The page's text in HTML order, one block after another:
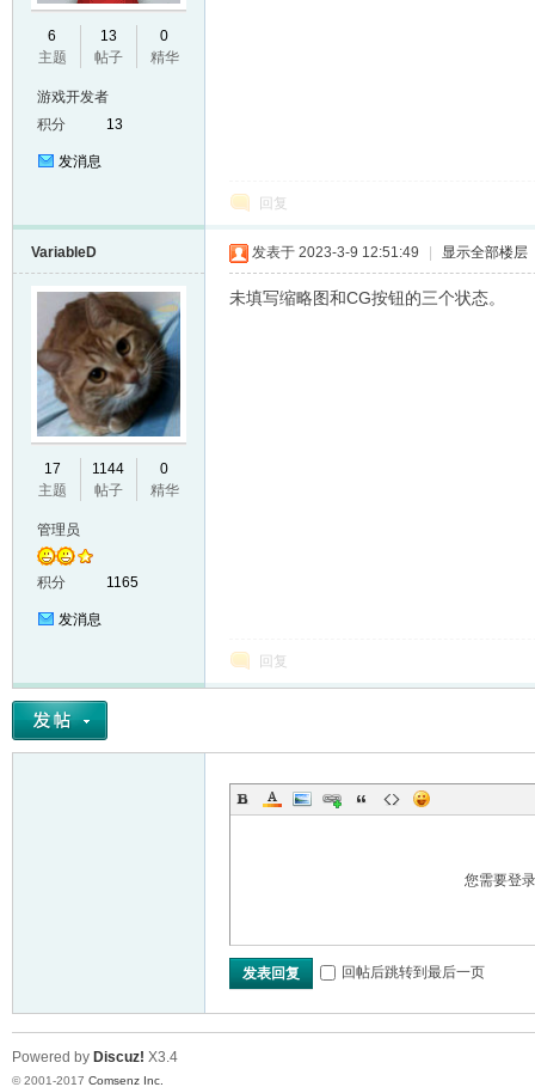
6
主题
13
帖子
0
精华
游戏开发者
积分
13
发消息
回复
VariableD
17
主题
1144
帖子
0
精华
管理员
积分 1165
发消息
发表于 2023-3-9 12:51:49 显示全部楼层
未填写缩略图和CG按钮的三个状态。
回复
您需要登
发表回复 回帖后跳转到最后一页
Powered by Discuz! X3.4
© 2001-2017 Comsenz Inc.